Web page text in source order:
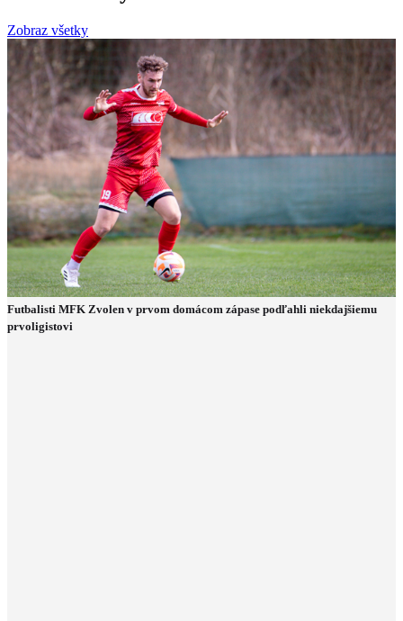
Zobraz všetky
Futbalisti MFK Zvolen v prvom domácom zápase podľahli niekdajšiemu
prvoligistovi